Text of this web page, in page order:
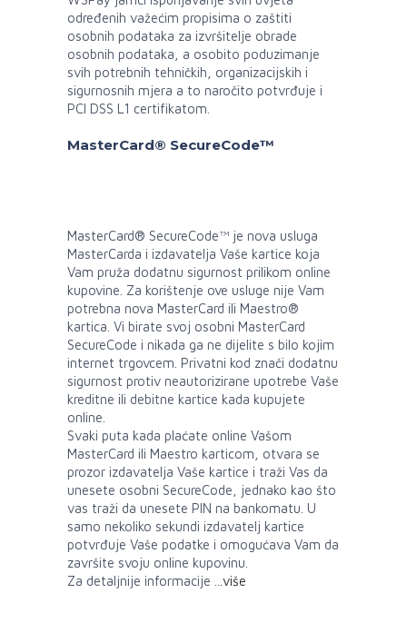
određenih važećim propisima o zaštiti
osobnih podataka za izvršitelje obrade
osobnih podataka, a osobito poduzimanje
svih potrebnih tehničkih, organizacijskih i
sigurnosnih mjera a to naročito potvrđuje i
PCI DSS L1 certifikatom.
MasterCard® SecureCode™
MasterCard® SecureCode™ je nova usluga
MasterCarda i izdavatelja Vaše kartice koja
Vam pruža dodatnu sigurnost prilikom online
kupovine. Za korištenje ove usluge nije Vam
potrebna nova MasterCard ili Maestro®
kartica. Vi birate svoj osobni MasterCard
SecureCode i nikada ga ne dijelite s bilo kojim
internet trgovcem. Privatni kod znači dodatnu
sigurnost protiv neautorizirane upotrebe Vaše
kreditne ili debitne kartice kada kupujete
online.
Svaki puta kada plaćate online Vašom
MasterCard ili Maestro karticom, otvara se
prozor izdavatelja Vaše kartice i traži Vas da
unesete osobni SecureCode, jednako kao što
vas traži da unesete PIN na bankomatu. U
samo nekoliko sekundi izdavatelj kartice
potvrđuje Vaše podatke i omogućava Vam da
završite svoju online kupovinu.
Za detaljnije informacije ..
.više